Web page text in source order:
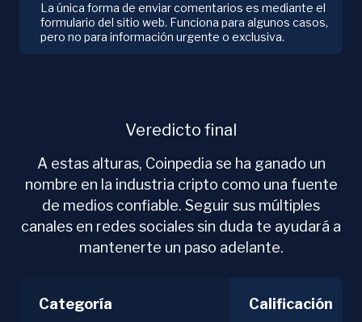
La única forma de enviar comentarios es mediante el
formulario del sitio web. Funciona para algunos casos,
pero no para información urgente o exclusiva.
Veredicto final
A estas alturas, Coinpedia se ha ganado un
nombre en la industria cripto como una fuente
de medios confiable. Seguir sus múltiples
canales en redes sociales sin duda te ayudará a
mantenerte un paso adelante.
Categoría Calificación